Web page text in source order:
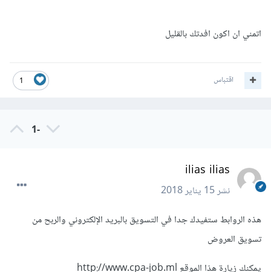
اتمني ان اكون افدتك بالقليل
1 اقتباس
-1
ilias ilias
نشر15 يناير 2018
هذه الروابط ستفيدك جدا في التسويق بالبريد الإلكتروني والربح من
تسويق العروض